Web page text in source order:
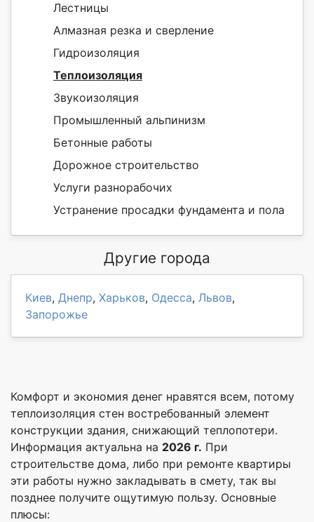
Лестницы
Алмазная резка и сверление
Гидроизоляция
Теплоизоляция
Звукоизоляция
Промышленный альпинизм
Бетонные работы
Дорожное строительство
Услуги разнорабочих
Устранение просадки фундамента и пола
Другие города
Киев, Днепр, Харьков, Одесса, Львов,
Запорожье
Комфорт и экономия денег нравятся всем, потому
теплоизоляция стен востребованный элемент
конструкции здания, снижающий теплопотери.
Информация актуальна на 2026 г. При
строительстве дома, либо при ремонте квартиры
эти работы нужно закладывать в смету, так вы
позднее получите ощутимую пользу. Основные
плюсы: